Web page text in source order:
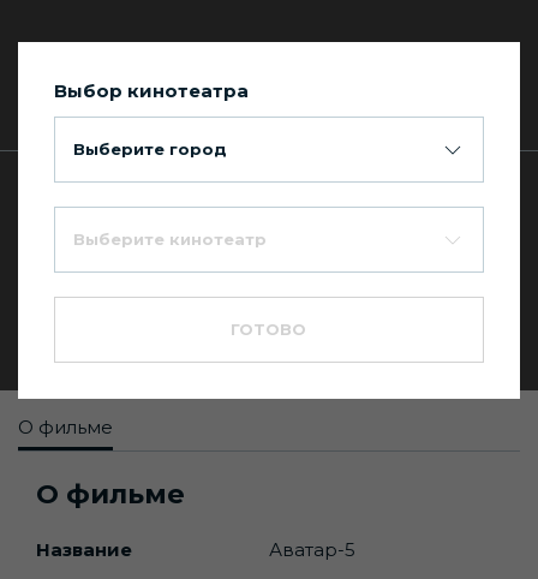
Аватар-5
О фильме
О фильме
Название
Аватар-5
Выбор кинотеатра
Выберите город
Выберите кинотеатр
ГОТОВО